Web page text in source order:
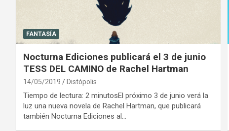
FANTASÍA
Nocturna Ediciones publicará el 3 de junio
TESS DEL CAMINO de Rachel Hartman
14/05/2019 Distópolis
Tiempo de lectura: 2 minutosEl próximo 3 de junio verá la
luz una nueva novela de Rachel Hartman, que publicará
también Nocturna Ediciones al…